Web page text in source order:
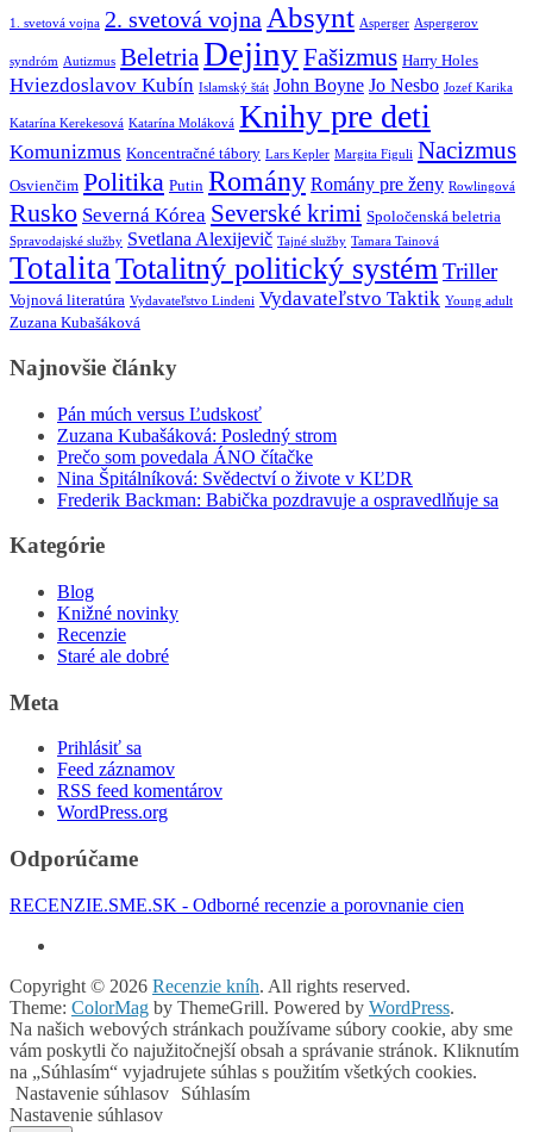
1. svetová vojna 2. svetová vojna Absynt Asperger Aspergerov
syndróm Autizmus BeletriaDejinyFašizmus Harry Holes
Hviezdoslavov Kubín Islamský štát John Boyne Jo Nesbo Jozef Karika
Katarína Kerekesová Katarína Moláková Knihy pre deti
Komunizmus Koncentračné tábory Lars Kepler Margita Figuli Nacizmus
Osvienčim Politika Putin Romány Romány pre ženy Rowlingová
Rusko Severná Kórea Severské krimi Spoločenská beletria
Spravodajské služby Svetlana Alexijevič Tajné služby Tamara Tainová
TotalitaTotalitný politický systémTriller
Vojnová literatúra Vydavateľstvo Lindeni Vydavateľstvo Taktik Young adult
Zuzana Kubašáková
Najnovšie články
Pán múch versus Ľudskosť
Zuzana Kubašáková: Posledný strom
Prečo som povedala ÁNO čítačke
Nina Špitálníková: Svědectví o živote v KĽDR
Frederik Backman: Babička pozdravuje a ospravedlňuje sa
Kategórie
Blog
Knižné novinky
Recenzie
Staré ale dobré
Meta
Prihlásiť sa
Feed záznamov
RSS feed komentárov
WordPress.org
Odporúčame
RECENZIE.SME.SK - Odborné recenzie a porovnanie cien
Copyright © 2026 Recenzie kníh. All rights reserved.
Theme: ColorMag by ThemeGrill. Powered by WordPress.
Na našich webových stránkach používame súbory cookie, aby sme
vám poskytli čo najužitočnejší obsah a správanie stránok. Kliknutím
na „Súhlasím“ vyjadrujete súhlas s použitím všetkých cookies.
Nastavenie súhlasov
Súhlasím
Nastavenie súhlasov